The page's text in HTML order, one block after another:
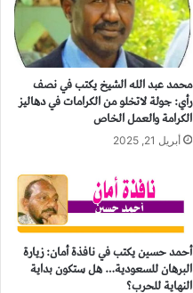
محمد عبد الله الشيخ يكتب في نصف
رأي: جولة لاتخلو من الكرامات في دهاليز
الكرامة والعمل الخاص
أبريل 21, 2025
أحمد حسين يكتب في نافذة أمان: زيارة
البرهان للسعودية… هل ستكون بداية
النهاية للحرب؟